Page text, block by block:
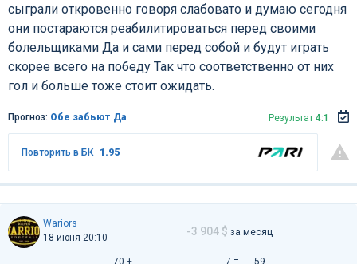
сыграли откровенно говоря слабовато и думаю сегодня
они постараются реабилитироваться перед своими
болельщиками Да и сами перед собой и будут играть
скорее всего на победу Так что соответственно от них
гол и больше тоже стоит ожидать.
Прогноз: Обе забьют Да Результат 4:1
Повторить в БК 1.95
Wariors
18 июня 20:10
-3 904 $ за месяц
70 + 7 = 59 -